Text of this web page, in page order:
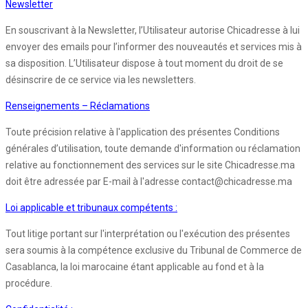
Newsletter
En souscrivant à la Newsletter, l’Utilisateur autorise Chicadresse à lui
envoyer des emails pour l’informer des nouveautés et services mis à
sa disposition. L’Utilisateur dispose à tout moment du droit de se
désinscrire de ce service via les newsletters.
Renseignements – Réclamations
Toute précision relative à l'application des présentes Conditions
générales d’utilisation, toute demande d'information ou réclamation
relative au fonctionnement des services sur le site Chicadresse.ma
doit être adressée par E-mail à l'adresse contact@chicadresse.ma
Loi applicable et tribunaux compétents :
Tout litige portant sur l'interprétation ou l'exécution des présentes
sera soumis à la compétence exclusive du Tribunal de Commerce de
Casablanca, la loi marocaine étant applicable au fond et à la
procédure.